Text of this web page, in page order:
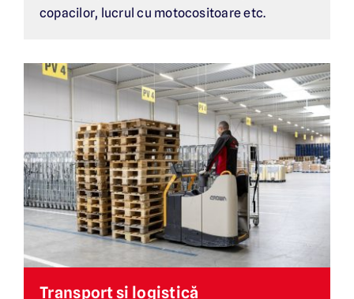
copacilor, lucrul cu motocositoare etc.
Transport și logistică